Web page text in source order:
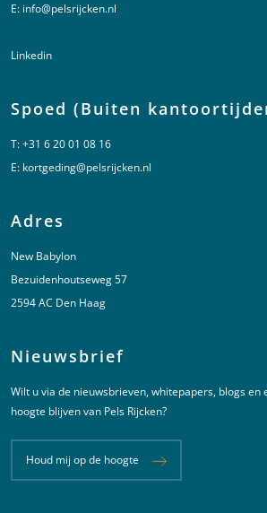
E: info@pelsrijcken.nl
Linkedin
Spoed (Buiten
T:+31 6 20 01 08 16
E: kortgeding@pelsrijcken.nl
Adres
New Babylon
Bezuidenhoutseweg 57
2594 AC Den Haag
Nieuwsbrief
Wilt u via de nieuwsbrieven, whitepapers, blogs en
hoogte blijven van Pels Rijcken?
Houd mij op de hoogte